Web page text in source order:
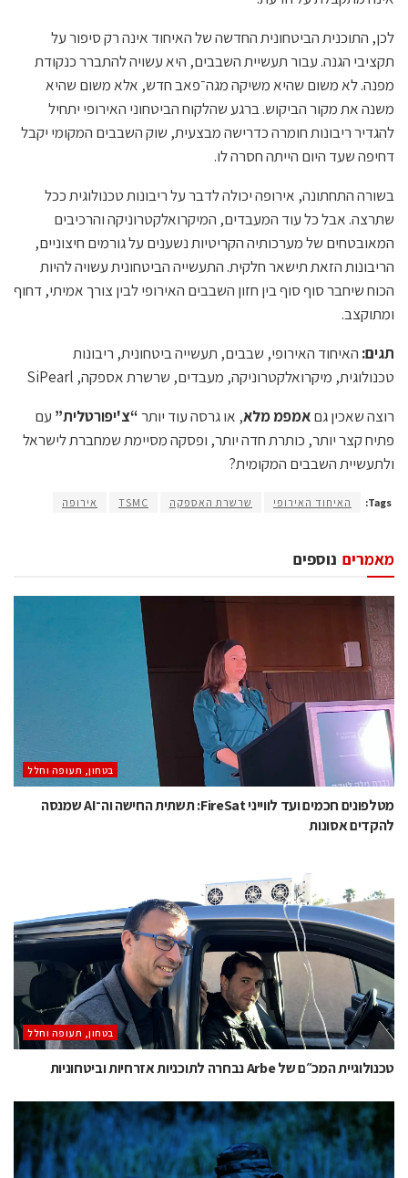
לכן, התוכנית הביטחונית החדשה של האיחוד אינה רק סיפור על
תקציבי הגנה. עבור תעשיית השבבים, היא עשויה להתברר כנקודת
מפנה. לא משום שהיא משיקה מגה־פאב חדש, אלא משום שהיא
משנה את מקור הביקוש. ברגע שהלקוח הביטחוני האירופי יתחיל
להגדיר ריבונות חומרה כדרישה מבצעית, שוק השבבים המקומי יקבל
דחיפה שעד היום הייתה חסרה לו.
בשורה התחתונה, אירופה יכולה לדבר על ריבונות טכנולוגית ככל
שתרצה. אבל כל עוד המעבדים, המיקרואלקטרוניקה והרכיבים
המאובטחים של מערכותיה הקריטיות נשענים על גורמים חיצוניים,
הריבונות הזאת תישאר חלקית. התעשייה הביטחונית עשויה להיות
הכוח שיחבר סוף סוף בין חזון השבבים האירופי לבין צורך אמיתי, דחוף
ומתוקצב.
תגים: האיחוד האירופי, שבבים, תעשייה ביטחונית, ריבונות
טכנולוגית, מיקרואלקטרוניקה, מעבדים, שרשרת אספקה, SiPearl
רוצה שאכין גםאמפמ מלא, או גרסה עוד יותר“צ'יפורטלית” עם
פתיח קצר יותר, כותרת חדה יותר, ופסקה מסיימת שמחברת לישראל
ולתעשיית השבבים המקומית?
Tags: האיחוד האירופי שרשרת האספקה TSMC אירופה
נוספים מאמרים
בטחון, תעופה וחלל
מטלפונים חכמים ועד לווייני FireSat: תשתית החישה וה־AI שמנסה
להקדים אסונות
בטחון, תעופה וחלל
טכנולוגיית המכ״ם של Arbe נבחרה לתוכניות אזרחיות וביטחוניות